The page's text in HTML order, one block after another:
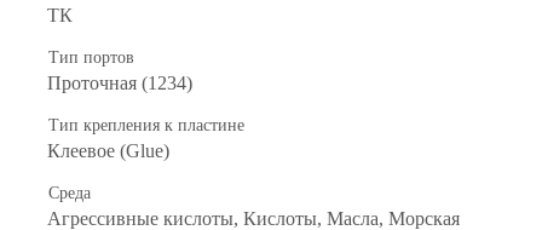
ТК
Тип портов
Проточная (1234)
Тип крепления к пластине
Клеевое (Glue)
Среда
Агрессивные кислоты, Кислоты, Масла, Морская